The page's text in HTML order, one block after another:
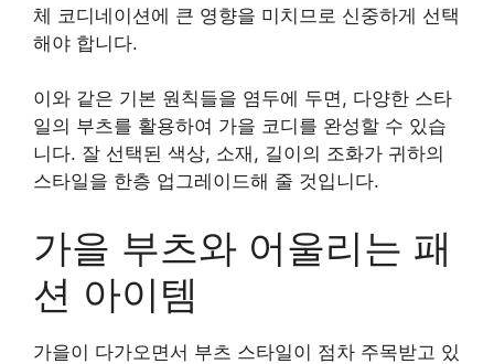
체 코디네이션에 큰 영향을 미치므로 신중하게 선택
해야 합니다.
이와 같은 기본 원칙들을 염두에 두면, 다양한 스타
일의 부츠를 활용하여 가을 코디를 완성할 수 있습
니다. 잘 선택된 색상, 소재, 길이의 조화가 귀하의
스타일을 한층 업그레이드해 줄 것입니다.
가을 부츠와 어울리는 패
션 아이템
가을이 다가오면서 부츠 스타일이 점차 주목받고 있